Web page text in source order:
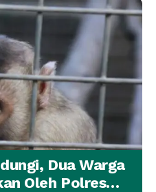
Dua Warga
Oleh Polres